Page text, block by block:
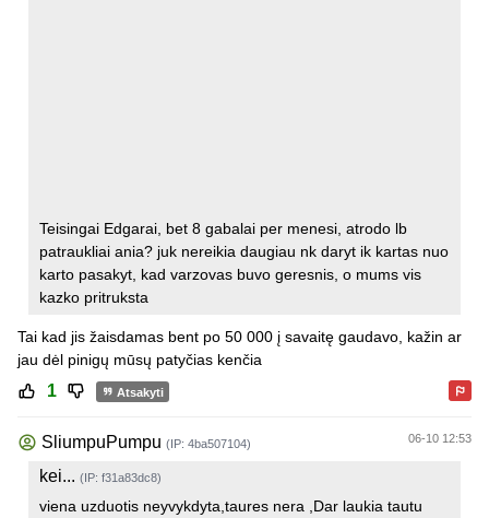
Teisingai Edgarai, bet 8 gabalai per menesi, atrodo lb
patraukliai ania? juk nereikia daugiau nk daryt ik kartas nuo
karto pasakyt, kad varzovas buvo geresnis, o mums vis
kazko pritruksta
Tai kad jis žaisdamas bent po 50 000 į savaitę gaudavo, kažin ar
jau dėl pinigų mūsų patyčias kenčia
1 Atsakyti
SliumpuPumpu (IP: 4ba507104) 06-10 12:53
kei... (IP: f31a83dc8)
viena uzduotis neyvykdyta,taures nera ,Dar laukia tautu